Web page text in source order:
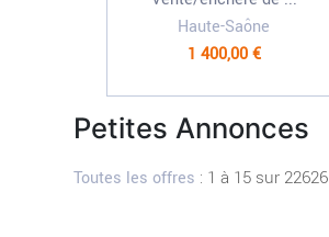
Haute-Saône
1 400,00 €
Petites Annonces
Toutes les offres : 1 à 15 sur 22626